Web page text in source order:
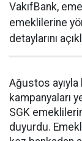
VakıfBank,
emeklilerine
detaylarını
Ağustos
kampanyaları
SGK
duyurdu.